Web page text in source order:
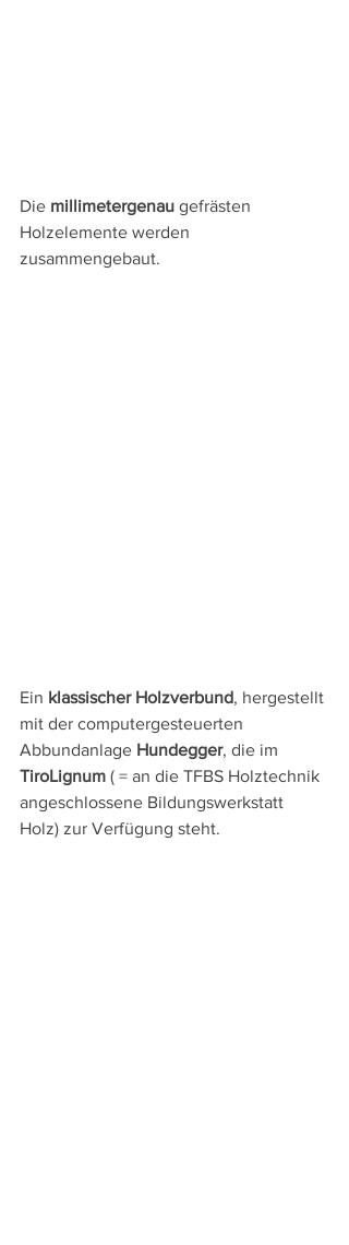
Die millimetergenau gefrästen
Holzelemente werden
zusammengebaut.
Ein klassischer Holzverbund, hergestellt
mit der computergesteuerten
Abbundanlage Hundegger, die im
TiroLignum ( = an die TFBS Holztechnik
angeschlossene Bildungswerkstatt
Holz) zur Verfügung steht.